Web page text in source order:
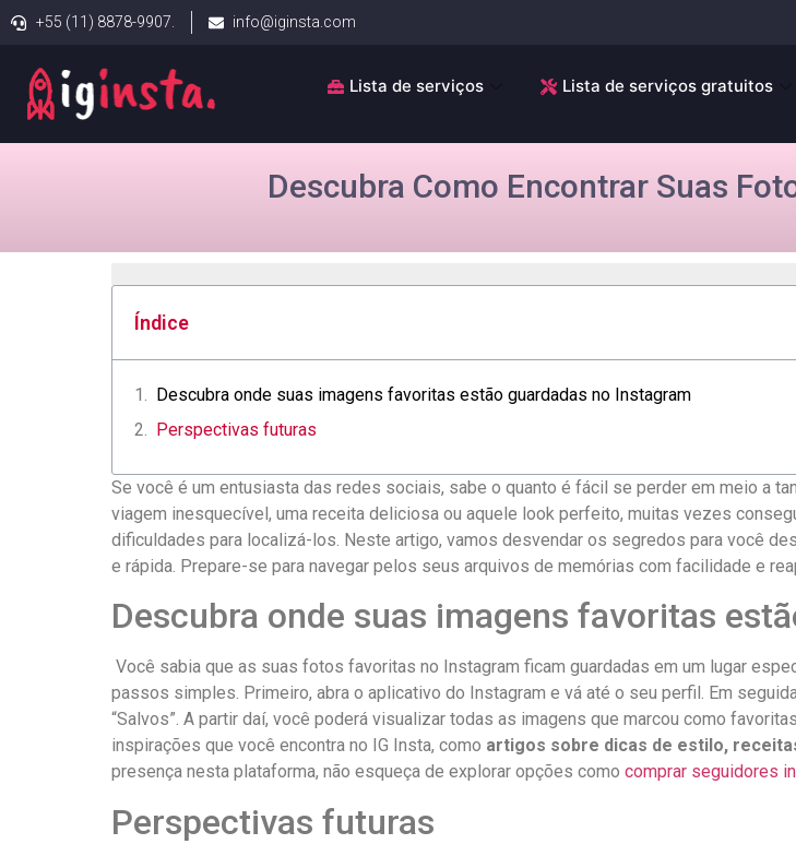
+55 (11) 8878-9907. info@iginsta.com
Lista de serviços Lista de serviços gratuitos
Descubra Como Encontrar Suas
Índice
Descubra onde suas ​imagens favoritas ⁤estão ⁢guardadas no Instagram
Perspectivas ⁤futuras
Se⁢ você é um entusiasta das redes sociais, sabe o quanto é fácil se‍ perder em meio a
viagem inesquecível,‍ uma receita deliciosa ou aquele look perfeito, muitas vezes
dificuldades para localizá-los. Neste artigo,‍ vamos desvendar os segredos para você
e ‍rápida.⁣ Prepare-se⁤ para navegar‍ pelos⁣ seus arquivos de⁤ memórias com facilidade e
Descubra onde suas ​imagens favoritas
‍Você sabia que as suas​ fotos favoritas no ​Instagram ficam ⁣guardadas em um ⁢lugar
passos simples. Primeiro, abra o aplicativo do Instagram e vá até o ‌seu perfil. Em
“Salvos”. A partir daí, você poderá visualizar todas ‍as imagens que⁣ marcou ⁣como
inspirações que você​ encontra no IG Insta, como artigos sobre⁢ dicas de estilo,
presença nesta plataforma, não esqueça de explorar opções como‍ comprar seguidores
Perspectivas ⁤futuras